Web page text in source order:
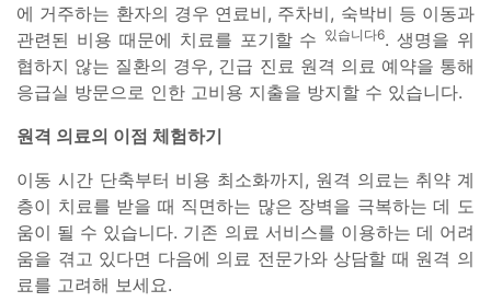
에 거주하는 환자의 경우 연료비, 주차비, 숙박비 등 이동과
관련된 비용 때문에 치료를 포기할 수 있습니다6. 생명을 위
협하지 않는 질환의 경우, 긴급 진료 원격 의료 예약을 통해
응급실 방문으로 인한 고비용 지출을 방지할 수 있습니다.
원격 의료의 이점 체험하기
이동 시간 단축부터 비용 최소화까지, 원격 의료는 취약 계
층이 치료를 받을 때 직면하는 많은 장벽을 극복하는 데 도
움이 될 수 있습니다. 기존 의료 서비스를 이용하는 데 어려
움을 겪고 있다면 다음에 의료 전문가와 상담할 때 원격 의
료를 고려해 보세요.